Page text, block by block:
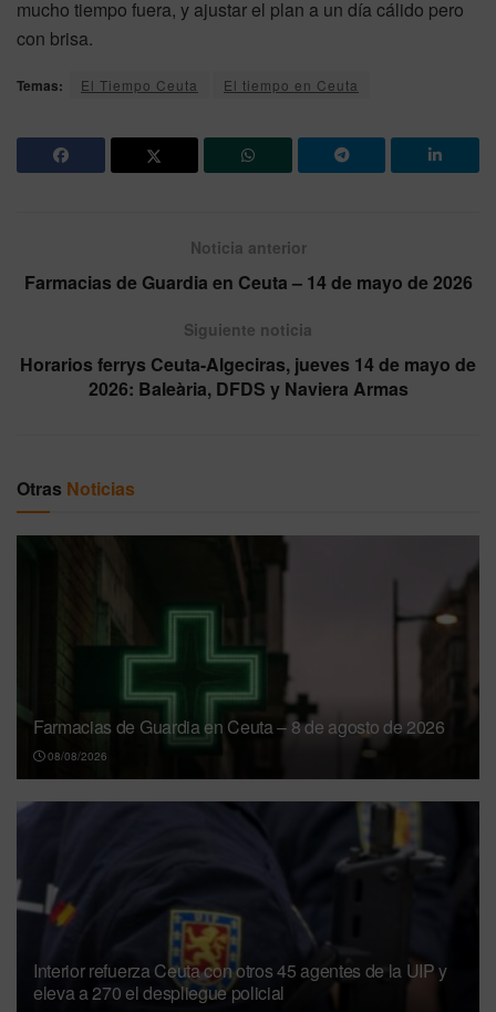
mucho tiempo fuera, y ajustar el plan a un día cálido pero
con brisa.
Temas: El Tiempo Ceuta El tiempo en Ceuta
Noticia anterior
Farmacias de Guardia en Ceuta – 14 de mayo de 2026
Siguiente noticia
Horarios ferrys Ceuta-Algeciras, jueves 14 de mayo de
2026: Baleària, DFDS y Naviera Armas
Otras Noticias
Farmacias de Guardia en Ceuta – 8 de agosto de 2026
08/08/2026
Interior refuerza Ceuta con otros 45 agentes de la UIP y
eleva a 270 el despliegue policial